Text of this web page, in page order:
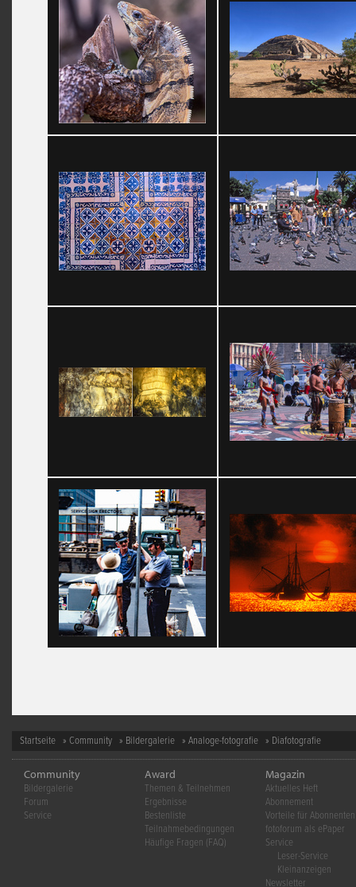
Startseite » Community » Bildergalerie » Analoge-fotografie » Diafotografie
Community
Bildergalerie
Forum
Service
Award
Themen & Teilnehmen
Ergebnisse
Bestenliste
Teilnahmebedingungen
Häufige Fragen (FAQ)
Magazin
Aktuelles Heft
Abonnement
Vorteile für Abonnenten
fotoforum als ePaper
Service
Leser-Service
Kleinanzeigen
Newsletter